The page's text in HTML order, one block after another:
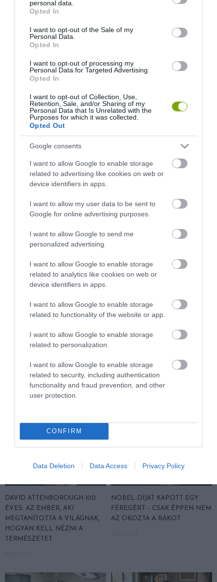
grant or deny consent to Google and its third-party tags to
use your data for below specified purposes in below Google
consent section.
personal data.
Opted In
I want to opt-out of the Sale of my
Personal Data.
Opted In
I want to opt-out of processing my
Personal Data for Targeted Advertising.
Opted In
I want to opt-out of Collection, Use,
Retention, Sale, and/or Sharing of my
Personal Data that Is Unrelated with the
Purposes for which it was collected.
Opted Out
Google consents
I want to allow Google to enable storage
related to advertising like cookies on web or
device identifiers in apps.
I want to allow my user data to be sent to
Google for online advertising purposes.
I want to allow Google to send me
personalized advertising.
I want to allow Google to enable storage
related to analytics like cookies on web or
device identifiers in apps.
I want to allow Google to enable storage
related to functionality of the website or app.
I want to allow Google to enable storage
related to personalization.
I want to allow Google to enable storage
related to security, including authentication
functionality and fraud prevention, and other
user protection.
CONFIRM
Data Deletion Data Access Privacy Policy
VICCES KÉPSOROZAT, HOGYAN VÁRJÁK A SZÜLŐK AZ
ISKOLAKEZDÉST…
KÖVETKEZŐ CIKK
LÁTTÁL!
HASONLÓ ÉRDEKESSÉGEK
TEXTILJEI ÚJRA ÖSSZEÁLLTAK:
A RUHA, AMELY TÚLÉLTE A
2026-06-29
NEM MINDENKI MENEKÜLT
POMPEJIBEN: LEHET, HOGY
SEGÍTENI PRÓBÁLT
2026-06-23
DAVID ATTENBOROUGH 100
ÉVES: AZ EMBER, AKI
MEGTANÍTOTTA A VILÁGNAK,
HOGYAN KELL NÉZNI A
TERMÉSZETET
NOBEL-DÍJAT KAPOTT EGY
FÉREGÉRT – CSAK ÉPPEN NEM
AZ OKOZTA A RÁKOT